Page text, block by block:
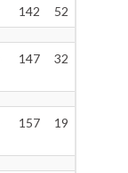
142 52
147 32
157 19